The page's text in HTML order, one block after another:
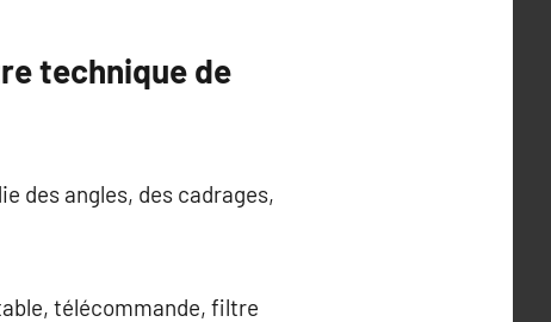
technique de
des angles, des cadrages,
télécommande, filtre